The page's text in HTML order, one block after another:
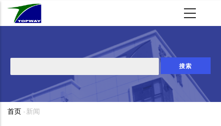
索
首页 - 新闻